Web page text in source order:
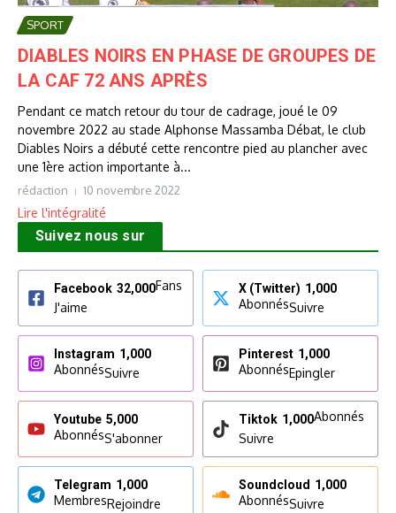
SPORT
DIABLES NOIRS EN PHASE DE GROUPES DE
LA CAF 72 ANS APRÈS
Pendant ce match retour du tour de cadrage, joué le 09
novembre 2022 au stade Alphonse Massamba Débat, le club
Diables Noirs a débuté cette rencontre pied au plancher avec
une 1ère action importante à...
rédaction 10 novembre 2022
Lire l'intégralité
Suivez nous sur
Facebook 32,000Fans
J'aime
X (Twitter) 1,000
AbonnésSuivre
Instagram 1,000
AbonnésSuivre
Pinterest 1,000
AbonnésEpingler
Youtube 5,000
AbonnésS'abonner
Tiktok 1,000Abonnés
Suivre
Telegram 1,000
MembresRejoindre
Soundcloud 1,000
AbonnésSuivre